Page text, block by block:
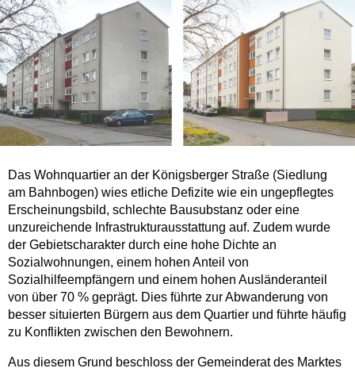
Das Wohnquartier an der Königsberger Straße (Siedlung
am Bahnbogen) wies etliche Defizite wie ein ungepflegtes
Erscheinungsbild, schlechte Bausubstanz oder eine
unzureichende Infrastrukturausstattung auf. Zudem wurde
der Gebietscharakter durch eine hohe Dichte an
Sozialwohnungen, einem hohen Anteil von
Sozialhilfeempfängern und einem hohen Ausländeranteil
von über 70 % geprägt. Dies führte zur Abwanderung von
besser situierten Bürgern aus dem Quartier und führte häufig
zu Konflikten zwischen den Bewohnern.
Aus diesem Grund beschloss der Gemeinderat des Marktes